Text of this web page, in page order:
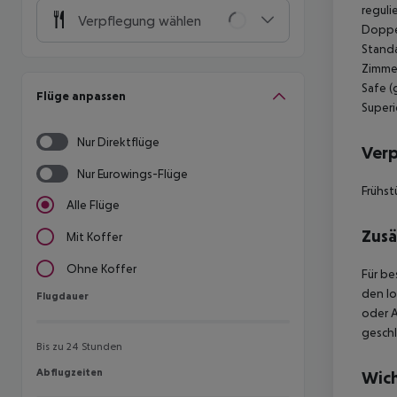
Verpflegung wählen
Flüge anpassen
Nur Direktflüge
Nur Eurowings-Flüge
Alle Flüge
Mit Koffer
Ohne Koffer
Flugdauer
Flugdauer
Bis zu 24 Stunden
Abflugzeiten
Abflugzeiten
Safe
Für
den
oder